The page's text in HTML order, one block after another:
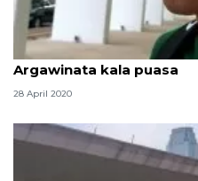
Susu dan vitamin
Argawinata kala puasa
28 April 2020